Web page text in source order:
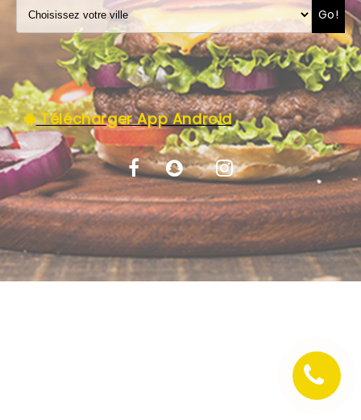
VOS AVIS
MENTIONS LÉGALES
C.G.V
Go!
Télécharger App Android